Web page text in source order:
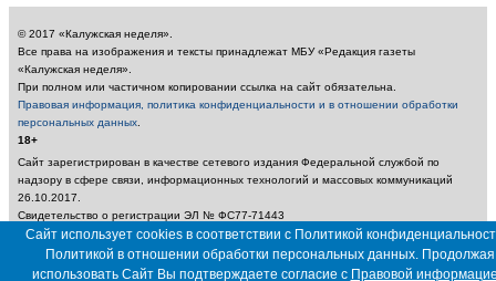
© 2017 «Калужская неделя».
Все права на изображения и тексты принадлежат МБУ «Редакция газеты
«Калужская неделя».
При полном или частичном копировании ссылка на сайт обязательна.
Правовая информация, политика конфиденциальности и в отношении обработки
персональных данных
18+
Сайт зарегистрирован в качестве сетевого издания Федеральной службой по
надзору в сфере связи, информационных технологий и массовых коммуникаций
26.10.2017.
Свидетельство о регистрации ЭЛ № ФС77-71443
Учредитель: Муниципальное бюджетное учреждение «Редакция газеты «Калужская
неделя»
Главный редактор: Амбарцумян А. Ю. / Электронный адрес редакции:
Сайт использует cookies в соответствии с Политикой
Политикой в отношении обработки персональных данных. Продолжая
использовать Сайт Вы подтверждаете согласие с Правовой